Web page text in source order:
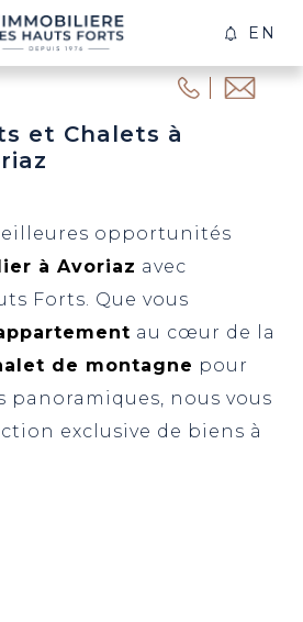
EN
et Chalets à
opportunités
à Avoriaz avec
Forts. Que vous
au cœur de la
de montagne pour
panoramiques, nous vous
exclusive de biens à